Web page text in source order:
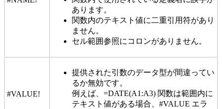
あります。
関数内のテキスト値に二重引用符があり
ません。
セル範囲参照にコロンがありません。
#VALUE!
提供された引数のデータ型が間違ってい
るか無効です。
例えば、=DATE(A1:A3) 関数は範囲内に
テキスト値がある場合、#VALUE エラ